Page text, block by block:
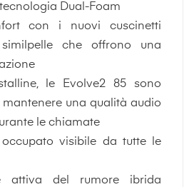
Dual-Foam
con i nuovi cuscinetti
che offrono una
le Evolve2 85 sono
una qualità audio
le chiamate
visibile da tutte le
attiva del rumore ibrida